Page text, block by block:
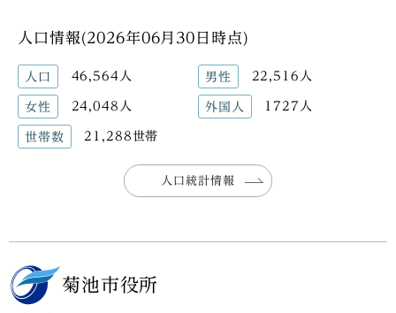
人口情報(2026年06月30日時点)
人口 46,564人 男性 22,516人
女性 24,048人 外国人 1727人
世帯数 21,288世帯
人口統計情報
菊池市役所